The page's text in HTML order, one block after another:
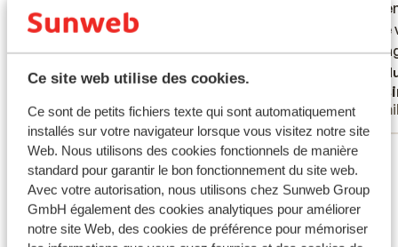
Ce site web utilise des cookies.
Ce sont de petits fichiers texte qui sont automatiquement
installés sur votre navigateur lorsque vous visitez notre site
Web. Nous utilisons des cookies fonctionnels de manière
standard pour garantir le bon fonctionnement du site web.
Avec votre autorisation, nous utilisons chez Sunweb Group
GmbH également des cookies analytiques pour améliorer
notre site Web, des cookies de préférence pour mémoriser
klassisk tyrkisk byggestil. Her har man
ikke har gidet af afdække før der blev
malet, har glemt at skære ud så risten
passer ned i fliserne på badeværelset,
bestilt et famileværelse med to seperate
soverum. Det fungerede faktisk fint. Dog
var værelserne nussede ved ankomsten og
der lå skidt i hjørnerne og i skufferne ved
natbordet. Den daglige "rengøring" var
også mangelfuld og to ud af syv dage
gjorde de slet ikke rent eller fyldt op i
klassisk tyrkisk byggestil. Her har man
ikke har gidet af afdække før der blev
malet, har glemt...plus
Traduire en français (FR)
Familles
de
wel
een
maar
echt
de
wel
Voir tous les 114 avis
Emplacement